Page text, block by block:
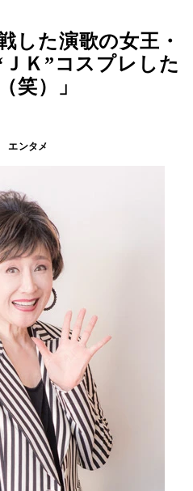
した演歌の女王・
Ｋ”コスプレした
笑）」
エンタメ